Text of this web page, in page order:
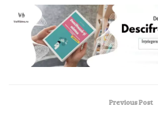
Previous Post